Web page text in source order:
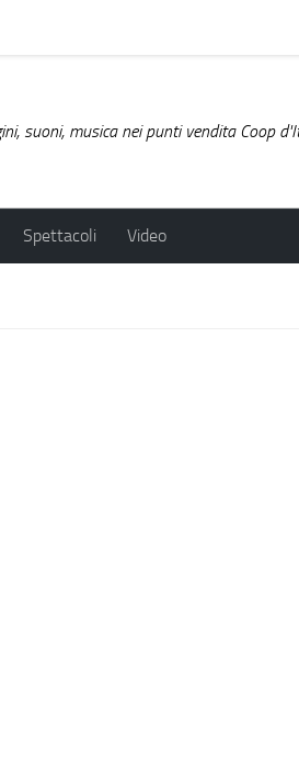
suoni, musica nei punti vendita Coop
Spettacoli Video